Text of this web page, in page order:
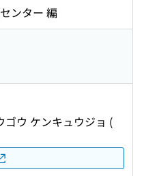
ンター 編
ゴウ ケンキュウジョ (